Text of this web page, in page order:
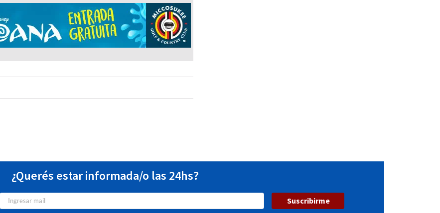
¿Querés estar informada/o las 24hs?
Suscribirme